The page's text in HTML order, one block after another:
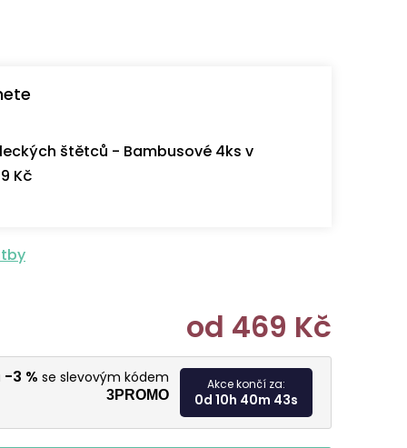
štětců - Bambusové 4ks v
Kč
od 469 Kč
Měrná
-3 % se slevovým kódem
3PROMO
Akce končí za:
0d 10h 40m 42s